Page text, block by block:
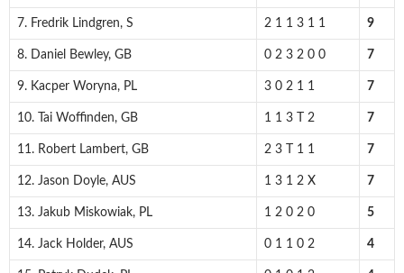
7. Fredrik Lindgren, S 2 1 1 3 1 1 9
8. Daniel Bewley, GB 0 2 3 2 0 0 7
9. Kacper Woryna, PL 3 0 2 1 1 7
10. Tai Woffinden, GB 1 1 3 T 2 7
11. Robert Lambert, GB 2 3 T 1 1 7
12. Jason Doyle, AUS 1 3 1 2 X 7
13. Jakub Miskowiak, PL 1 2 0 2 0 5
14. Jack Holder, AUS 0 1 1 0 2 4